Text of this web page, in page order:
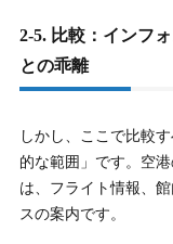
2-5. 比較：インフ
との乖離
しかし、ここで比較
的な範囲」です。空
は、フライト情報、
スの案内です。